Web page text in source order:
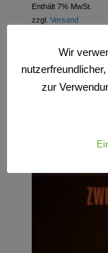
Enthält 7% MwSt.
zzgl. Versand
Wir
zur